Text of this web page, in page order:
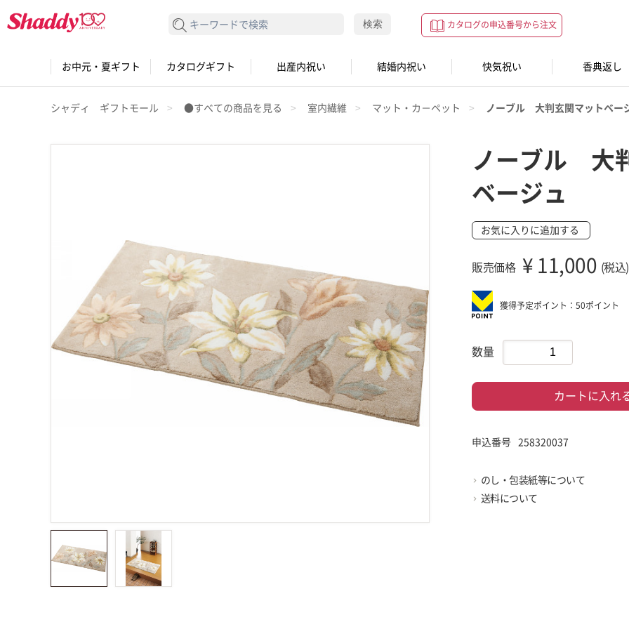
カタログの申込番号から注文
検索する 検索
お中元・夏ギフト カタログギフト 出産内祝い 結婚内祝い 快気祝い 香典返し
シャディ ギフトモール ●すべての商品を見る 室内繊維 マット・カ－ペット ノーブル 大判玄関マットベー
ノーブル 大
ベージュ
お気に入りに追加する
販売価格 ¥ 11,000 (税込)
獲得予定ポイント：50ポイント
数量
カートに入れ
申込番号 258320037
のし・包装紙等について
送料について